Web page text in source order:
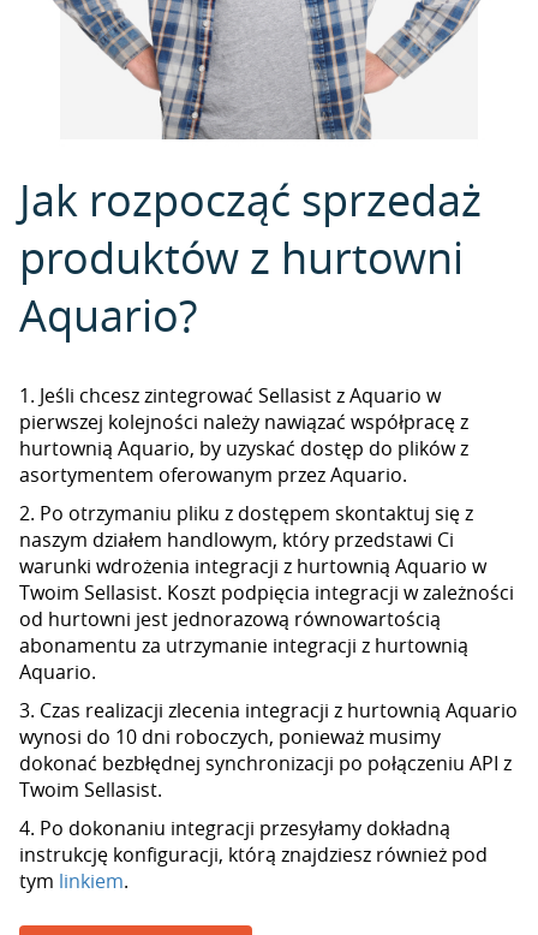
Jak rozpocząć sprzedaż
produktów z hurtowni
Aquario?
1. Jeśli chcesz zintegrować Sellasist z Aquario w
pierwszej kolejności należy nawiązać współpracę z
hurtownią Aquario, by uzyskać dostęp do plików z
asortymentem oferowanym przez Aquario.
2. Po otrzymaniu pliku z dostępem skontaktuj się z
naszym działem handlowym, który przedstawi Ci
warunki wdrożenia integracji z hurtownią Aquario w
Twoim Sellasist. Koszt podpięcia integracji w zależności
od hurtowni jest jednorazową równowartością
abonamentu za utrzymanie integracji z hurtownią
Aquario.
3. Czas realizacji zlecenia integracji z hurtownią Aquario
wynosi do 10 dni roboczych, ponieważ musimy
dokonać bezbłędnej synchronizacji po połączeniu API z
Twoim Sellasist.
4. Po dokonaniu integracji przesyłamy dokładną
instrukcję konfiguracji, którą znajdziesz również pod
tym linkiem.